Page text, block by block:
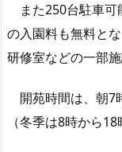
また250台駐車可
の入園料も無料と
研修室などの一部
開苑時間は、朝7
（冬季は8時から18